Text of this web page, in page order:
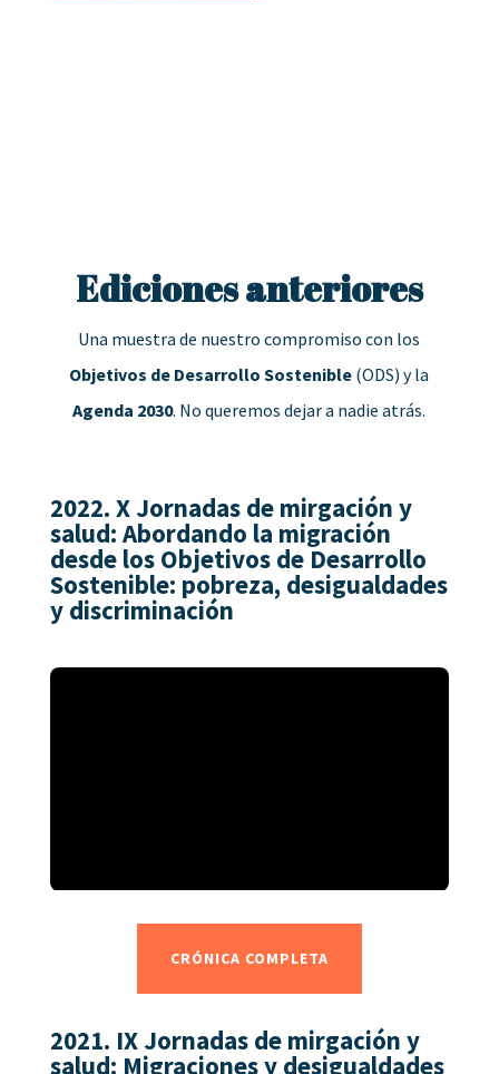
Ediciones anteriores
Una muestra de nuestro compromiso con los
Objetivos de Desarrollo Sostenible (ODS) y la
Agenda 2030. No queremos dejar a nadie atrás.
2022. X Jornadas de mirgación y
salud: Abordando la migración
desde los Objetivos de Desarrollo
Sostenible: pobreza, desigualdades
y discriminación
CRÓNICA COMPLETA
2021. IX Jornadas de mirgación y
salud: Migraciones y desigualdades